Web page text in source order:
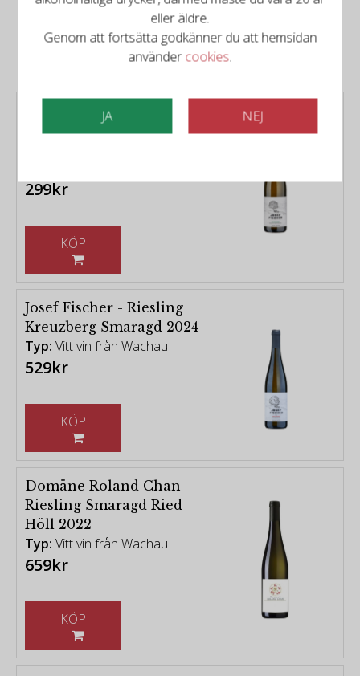
Relaterade produkter
Josef Fischer - Grüner
Veltliner Rührsdorf
299kr
Josef Fischer - Riesling
Kreuzberg Smaragd 2024
Typ: Vitt vin från Wachau
529kr
Domäne Roland Chan -
Riesling Smaragd Ried
Höll 2022
Typ: Vitt vin från Wachau
659kr
eller äldre.
Genom att fortsätta godkänner du att hemsidan
användercookies.
JA NEJ